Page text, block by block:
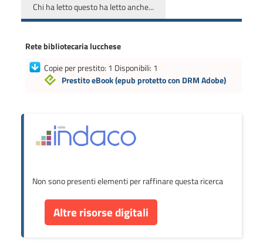
Chi ha letto questo ha letto anche...
Rete bibliotecaria lucchese
Copie per prestito: 1 Disponibili: 1
Prestito eBook(epub protetto con DRM Adobe)
Non sono presenti elementi per raffinare questa ricerca
Altre risorse digitali